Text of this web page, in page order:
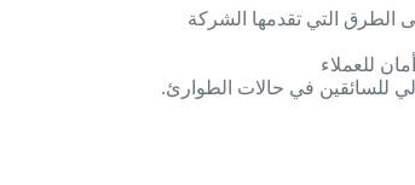
الطرق التي تقدمها الشركة
للسائقين في حالات الطوارئ.